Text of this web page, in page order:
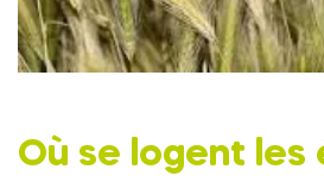
Où se logent les